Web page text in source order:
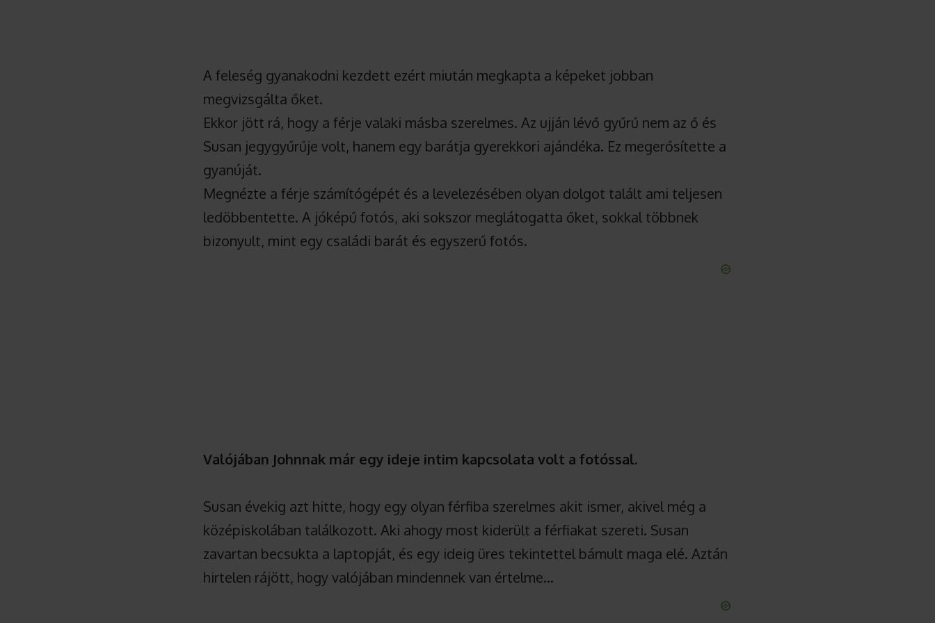
A feleség gyanakodni kezdett ezért miután megkapta a képeket jobban
megvizsgálta őket.
Ekkor jött rá, hogy a férje valaki másba szerelmes. Az ujján lévő gyűrű nem az ő és
Susan jegygyűrűje volt, hanem egy barátja gyerekkori ajándéka. Ez megerősítette a
gyanúját.
Megnézte a férje számítógépét és a levelezésében olyan dolgot talált ami teljesen
ledöbbentette. A jóképű fotós, aki sokszor meglátogatta őket, sokkal többnek
bizonyult, mint egy családi barát és egyszerű fotós.
Valójában Johnnak már egy ideje intim kapcsolata volt a fotóssal.
Susan évekig azt hitte, hogy egy olyan férfiba szerelmes akit ismer, akivel még a
középiskolában találkozott. Aki ahogy most kiderült a férfiakat szereti. Susan
zavartan becsukta a laptopját, és egy ideig üres tekintettel bámult maga elé. Aztán
hirtelen rájött, hogy valójában mindennek van értelme…